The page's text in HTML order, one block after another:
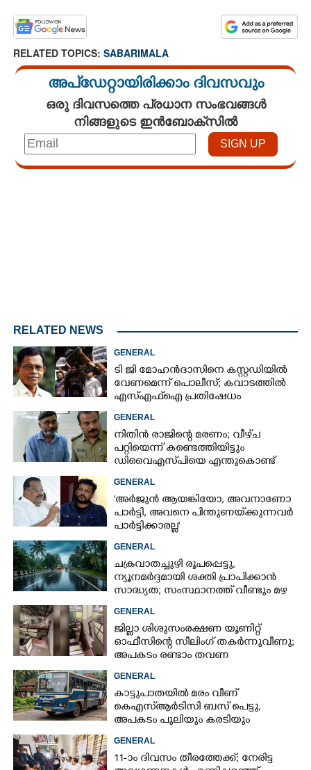
RELATED TOPICS: SABARIMALA
അപ്ഡേറ്റായിരിക്കാം ദിവസവും
ഒരു ദിവസത്തെ പ്രധാന സംഭവങ്ങൾ
നിങ്ങളുടെ ഇൻബോക്സിൽ
RELATED NEWS
GENERAL
ടി ജി മോഹൻദാസിനെ കസ്റ്റഡിയിൽ
വേണമെന്ന് പൊലീസ്; കവാടത്തിൽ
എസ്എഫ്ഐ പ്രതിഷേധം
GENERAL
നിതിൻ രാജിന്റെ മരണം; വീഴ്‌ച
പറ്റിയെന്ന് കണ്ടെത്തിയിട്ടും
ഡിവൈഎസ്‌പിയെ എന്തുകൊണ്ട്
ഹൈക്കോടതി
GENERAL
'അർജുൻ ആയങ്കിയോ, അവനാണോ
പാർട്ടി, അവനെ പിന്തുണയ്‌ക്കുന്നവർ
പാർട്ടിക്കാരല്ല'
GENERAL
ചക്രവാതച്ചുഴി രൂപപ്പെട്ടു,
ന്യൂനമർദ്ദമായി ശക്തി പ്രാപിക്കാൻ
സാദ്ധ്യത; സംസ്ഥാനത്ത് വീണ്ടും മഴ
GENERAL
ജില്ലാ ശിശുസംരക്ഷണ യൂണിറ്റ്
ഓഫീസിന്റെ സീലിംഗ് തകർന്നുവീണു;
അപകടം രണ്ടാം തവണ
GENERAL
കാട്ടുപാതയിൽ മരം വീണ്
കെഎസ്‌ആർടിസി ബസ് പെട്ടു,
അപകടം പുലിയും കരടിയും
GENERAL
11-ാം ദിവസം തീരത്തേക്ക്; നേരിട്ട